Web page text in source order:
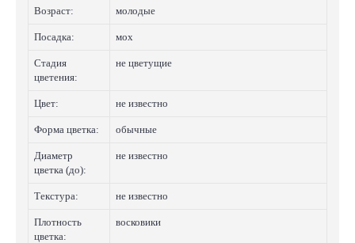
Возраст: молодые
Посадка: мох
Стадия
цветения:
не цветущие
Цвет: не известно
Форма цветка: обычные
Диаметр
цветка (до):
не известно
Текстура: не известно
Плотность
цветка:
восковики